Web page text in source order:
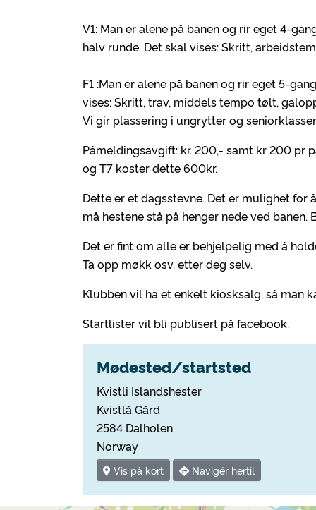
V1: Man er alene på banen og rir eget 4-
halv runde. Det skal vises: Skritt,
F1 :Man er alene på banen og rir eget 5-
vises: Skritt, trav, middels tempo tølt,
Vi gir plassering i ungrytter og
Påmeldingsavgift: kr. 200,- samt kr 200 pr
og T7 koster dette 600kr.
Dette er et dagsstevne. Det er mulighet
må hestene stå på henger nede ved
Det er fint om alle er behjelpelig med å
Ta opp møkk osv. etter deg selv.
Klubben vil ha et enkelt kiosksalg, så man
Startlister vil bli publisert på facebook.
Mødested/startsted
Kvistli Islandshester
Kvistlå Gård
2584 Dalholen
Norway
Vis på kort Navigér hertil